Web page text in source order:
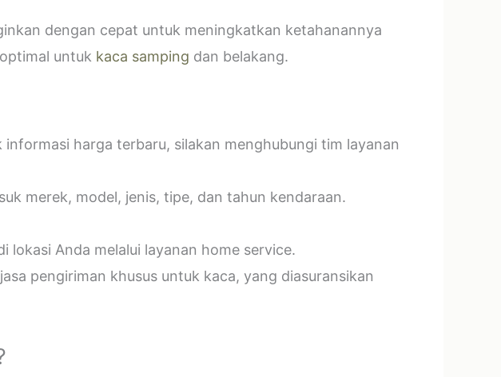
dengan cepat untuk meningkatkan ketahanannya
untuk kaca samping dan belakang.
harga terbaru, silakan menghubungi tim layanan
merek, model, jenis, tipe, dan tahun kendaraan.
lokasi Anda melalui layanan home service.
pengiriman khusus untuk kaca, yang diasuransikan